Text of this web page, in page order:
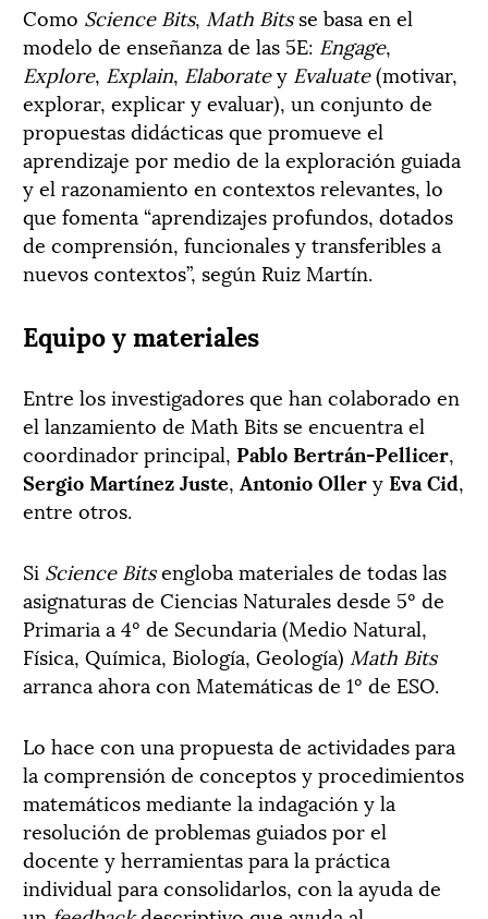
Como Science Bits, Math Bitsse basa en el
modelo de enseñanza de las 5E: Engage,
Explore, Explain, Elaboratey Evaluate(motivar,
explorar, explicar y evaluar), un conjunto de
propuestas didácticas que promueve el
aprendizaje por medio de la exploración guiada
y el razonamiento en contextos relevantes, lo
que fomenta “aprendizajes profundos, dotados
de comprensión, funcionales y transferibles a
nuevos contextos”, según Ruiz Martín.
Equipo y materiales
Entre los investigadores que han colaborado en
el lanzamiento de Math Bits se encuentra el
coordinador principal, Pablo Bertrán-Pellicer,
Sergio Martínez Juste, Antonio OlleryEva Cid,
entre otros.
Si Science Bitsengloba materiales de todas las
asignaturas de Ciencias Naturales desde 5º de
Primaria a 4º de Secundaria (Medio Natural,
Física, Química, Biología, Geología) Math Bits
arranca ahora con Matemáticas de 1º de ESO.
Lo hace con una propuesta de actividades para
la comprensión de conceptos y procedimientos
matemáticos mediante la indagación y la
resolución de problemas guiados por el
docente y herramientas para la práctica
individual para consolidarlos, con la ayuda de